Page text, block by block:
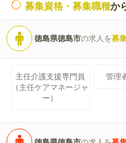
募集資格・募集職種か
徳島県徳島市の求人を募
主任介護支援専門員
（主任ケアマネージャ
ー）
管理